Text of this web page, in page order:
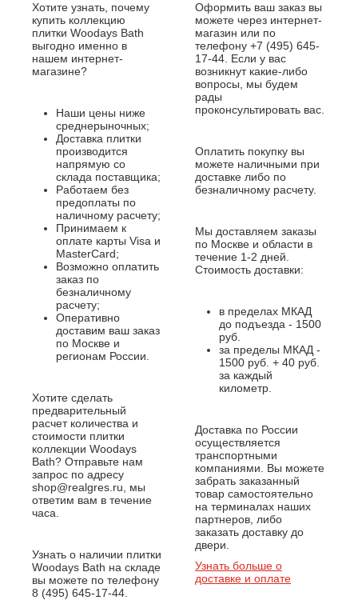
Хотите узнать, почему
купить коллекцию
плитки Woodays Bath
выгодно именно в
нашем интернет-
магазине?
Наши цены ниже
среднерыночных;
Доставка плитки
производится
напрямую со
склада поставщика;
Работаем без
предоплаты по
наличному расчету;
Принимаем к
оплате карты Visa и
MasterCard;
Возможно оплатить
заказ по
безналичному
расчету;
Оперативно
доставим ваш заказ
по Москве и
регионам России.
Хотите сделать
предварительный
расчет количества и
стоимости плитки
коллекции Woodays
Bath? Отправьте нам
запрос по адресу
shop@realgres.ru, мы
ответим вам в течение
часа.
Узнать о наличии плитки
Woodays Bath на складе
вы можете по телефону
8 (495) 645-17-44.
Оформить ваш заказ вы
можете через интернет-
магазин или по
телефону +7 (495) 645-
17-44. Если у вас
возникнут какие-либо
вопросы, мы будем
рады
проконсультировать вас.
Оплатить покупку вы
можете наличными при
доставке либо по
безналичному расчету.
Мы доставляем заказы
по Москве и области в
течение 1-2 дней.
Стоимость доставки:
в пределах МКАД
до подъезда - 1500
руб.
за пределы МКАД -
1500 руб. + 40 руб.
за каждый
километр.
Доставка по России
осуществляется
транспортными
компаниями. Вы можете
забрать заказанный
товар самостоятельно
на терминалах наших
партнеров, либо
заказать доставку до
двери.
Узнать больше о
доставке и оплате